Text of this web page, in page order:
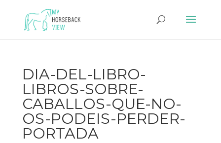
DIA-DEL-LIBRO-
LIBROS-SOBRE-
CABALLOS-QUE-NO-
OS-PODEIS-PERDER-
PORTADA